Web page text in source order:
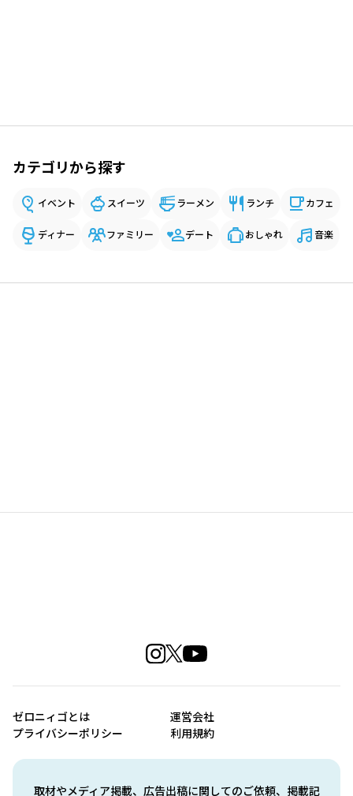
カテゴリから探す
イベント スイーツ ラーメン ランチ カフェ
ディナー ファミリー デート おしゃれ 音楽
取材やメディア掲載、広告出稿に関してのご依頼、掲載記
ゼロニィゴとは
運営会社
プライバシーポリシー
利用規約